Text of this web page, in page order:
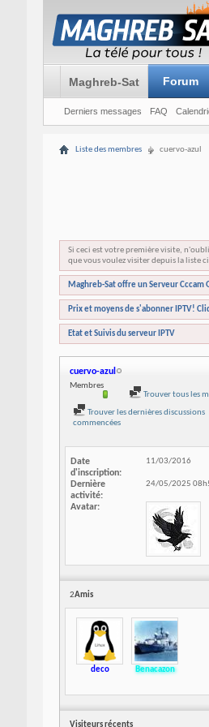
Maghreb-Sat Forum
Derniers messages FAQ
Liste des membres cuervo-azul
Si ceci est votre première visite,
que vous voulez visiter depuis la liste
Maghreb-Sat offre un Serveur
Prix et moyens de s'abonner IPTV!
Etat et Suivis du serveur IPTV
cuervo-azul
Membres
Trouver tous les
Trouver les dernières discussions
commencées
Date
d'inscription
11/03/2016
Dernière
activité
24/05/2025
Avatar
2Amis
deco Benacazon
Visiteurs récents